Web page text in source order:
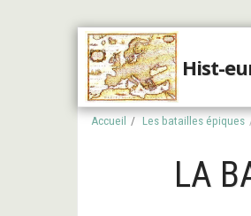
Hist-
Accueil Les batailles épiques
LA